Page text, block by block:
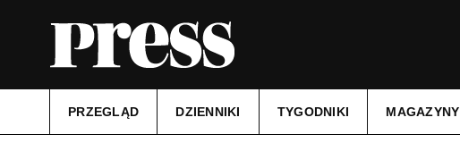
PRZEGLĄD DZIENNIKI TYGODNIKI MAGAZYNY